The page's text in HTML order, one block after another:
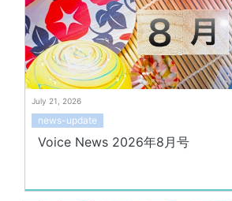
July 21, 2026
news-update
Voice News 2026年8月号